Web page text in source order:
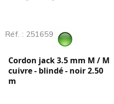
Réf. : 251659
Cordon jack 3.5 mm M / M
cuivre - blindé - noir 2.50
m